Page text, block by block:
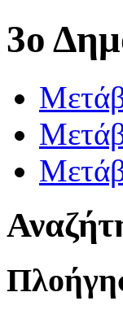
3ο